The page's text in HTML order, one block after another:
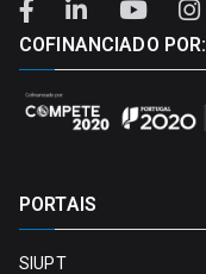
COFINANCIADO POR:
PORTAIS
SIUPT